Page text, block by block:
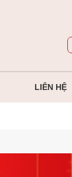
LIÊN HỆ